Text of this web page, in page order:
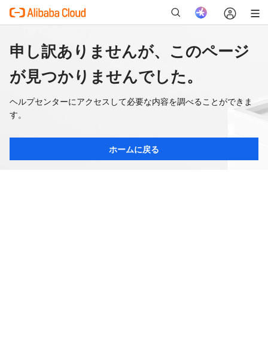
申し訳ありませんが、このページ
が見つかりませんでした。
ヘルプセンターにアクセスして必要な内容を調べることができま
す。
ホームに戻る